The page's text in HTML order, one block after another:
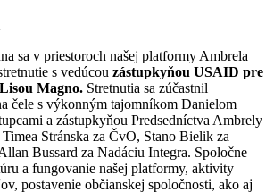
sa v priestoroch našej platformy Ambrela
s vedúcou zástupkyňou USAID pre
Magno. Stretnutia sa zúčastnil
čele s výkonným tajomníkom Danielom
a zástupkyňou Predsedníctva Ambrely
Stránska za ČvO, Stano Bielik za
Bussard za Nadáciu Integra. Spoločne
a fungovanie našej platformy, aktivity
postavenie občianskej spoločnosti, ako aj